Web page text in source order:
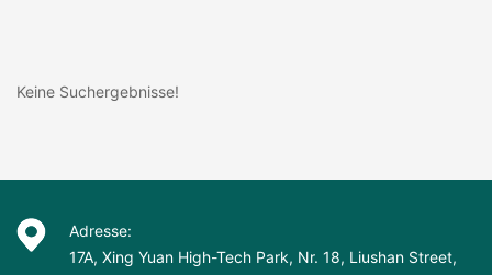
Keine Suchergebnisse!
Adresse:
17A, Xing Yuan High-Tech Park, Nr. 18, Liushan Street,